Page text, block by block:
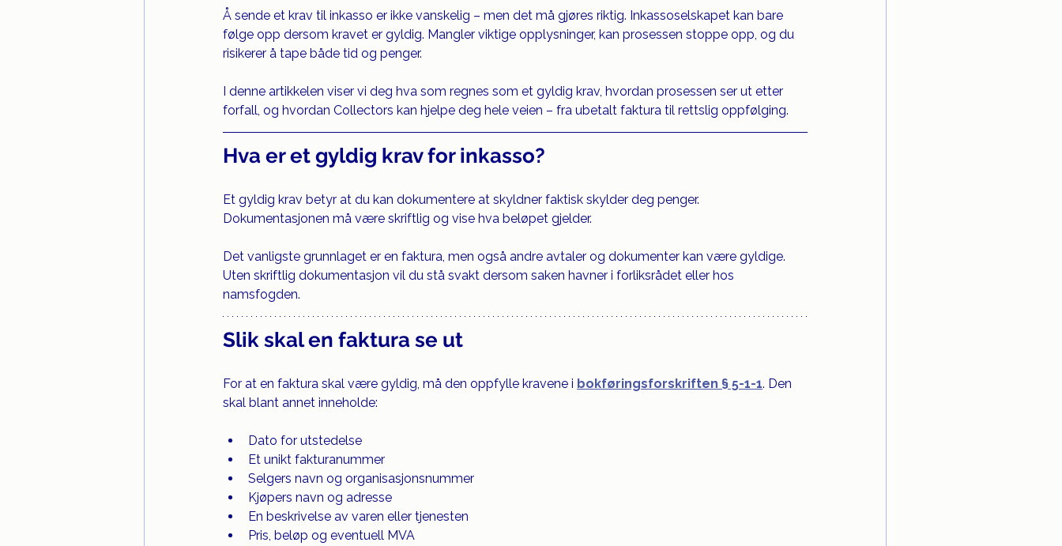
Å sende et krav til inkasso er ikke vanskelig – men det må gjøres riktig. Inkassoselskapet kan bare
følge opp dersom kravet er gyldig. Mangler viktige opplysninger, kan prosessen stoppe opp, og du
risikerer å tape både tid og penger.
I denne artikkelen viser vi deg hva som regnes som et gyldig krav, hvordan prosessen ser ut etter
forfall, og hvordan Collectors kan hjelpe deg hele veien – fra ubetalt faktura til rettslig oppfølging.
Hva er et gyldig krav for inkasso?
Et gyldig krav betyr at du kan dokumentere at skyldner faktisk skylder deg penger.
Dokumentasjonen må være skriftlig og vise hva beløpet gjelder.
Det vanligste grunnlaget er en faktura, men også andre avtaler og dokumenter kan være gyldige.
Uten skriftlig dokumentasjon vil du stå svakt dersom saken havner i forliksrådet eller hos
namsfogden.
Slik skal en faktura se ut
For at en faktura skal være gyldig, må den oppfylle kravene i bokføringsforskriften § 5-1-1. Den
skal blant annet inneholde:
Dato for utstedelse
Et unikt fakturanummer
Selgers navn og organisasjonsnummer
Kjøpers navn og adresse
En beskrivelse av varen eller tjenesten
Pris, beløp og eventuell MVA